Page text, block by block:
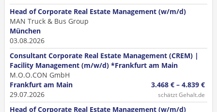
Head of Corporate Real Estate Management (w/m/d)
MAN Truck & Bus Group
München
03.08.2026
Consultant Corporate Real Estate Management (CREM) |
Facility Management (m/w/d) *Frankfurt am Main
M.O.O.CON GmbH
Frankfurt am Main
29.07.2026
3.468 € – 4.839 €
schätzt Gehalt.de
Head of Corporate Real Estate Management (w/m/d)